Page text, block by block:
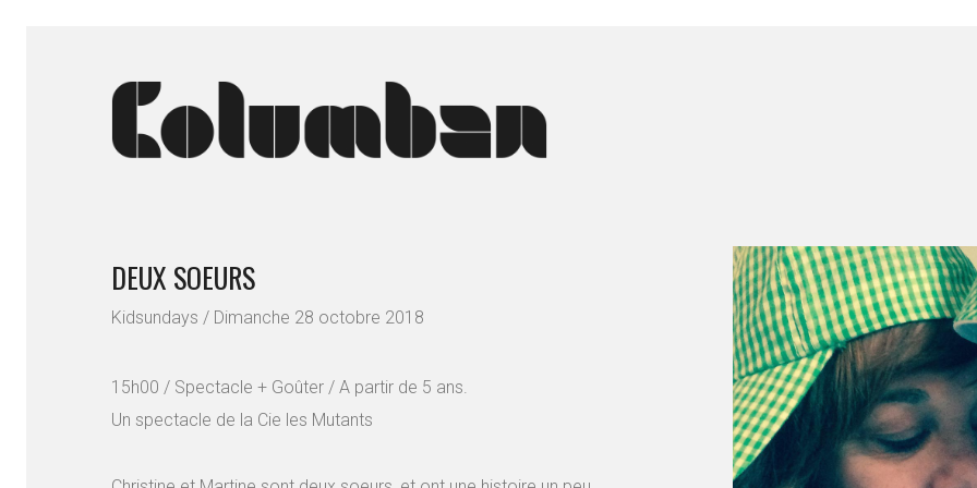
DEUX SOEURS
Kidsundays / Dimanche 28 octobre 2018
15h00 / Spectacle + Goûter / A partir de 5 ans.
Un spectacle de la Cie les Mutants